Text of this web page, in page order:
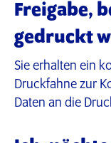
Freigabe,
gedruckt
Sie erhalten ein
Druckfahne zur
Daten an die